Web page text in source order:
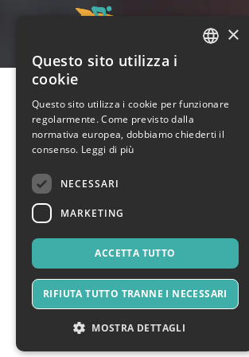
Chicago,3052
60606
Stati Uniti
×
Questo sito utilizza i
cookie
Questo sito utilizza i cookie per funzionare
regolarmente. Come previsto dalla
normativa europea, dobbiamo chiederti il
consenso. Leggi di più
NECESSARI
MARKETING
ACCETTA TUTTO
RIFIUTA TUTTO TRANNE I NECESSARI
MOSTRA DETTAGLI